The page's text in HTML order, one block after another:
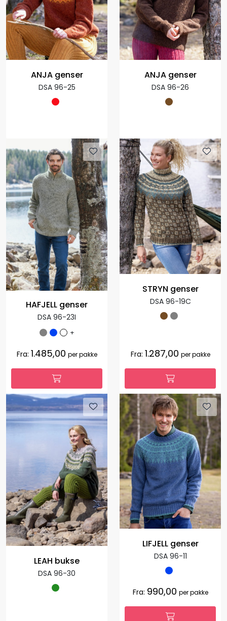
ANJA genser
DSA 96-25
ANJA genser
DSA 96-26
HAFJELL genser
DSA 96-23I
+
Fra: 1.485,00 per pakke
STRYN genser
DSA 96-19C
Fra: 1.287,00 per pakke
LEAH bukse
DSA 96-30
LIFJELL genser
DSA 96-11
Fra: 990,00 per pakke